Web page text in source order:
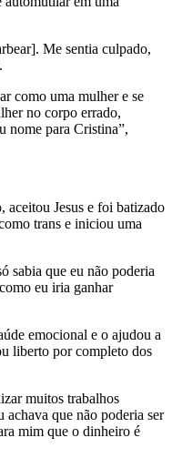
Me sentia culpado,
como uma mulher e se
no corpo errado,
nome para Cristina”,
aceitou Jesus e foi batizado
trans e iniciou uma
sabia que eu não poderia
eu iria ganhar
emocional e o ajudou a
liberto por completo dos
muitos trabalhos
achava que não poderia ser
mim que o dinheiro é